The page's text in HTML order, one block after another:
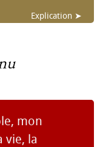
Explication ➤
mon
vie, la